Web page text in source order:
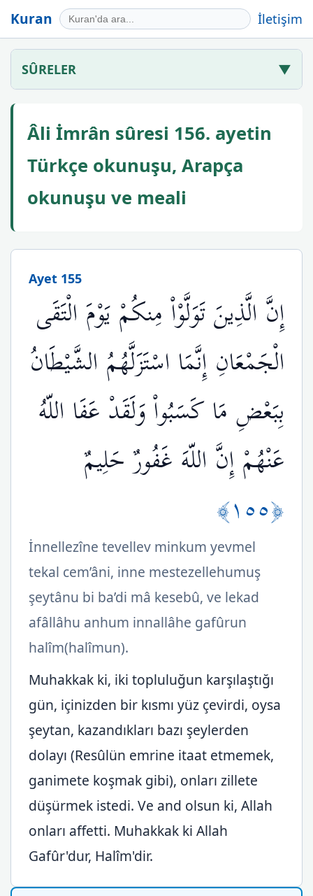
Kuran İletişim
SÛRELER ▼
Âli İmrân sûresi 156. ayetin
Türkçe okunuşu, Arapça
okunuşu ve meali
Ayet 155
إِنَّ الَّذِينَ تَوَلَّوْاْ مِنكُمْ يَوْمَ الْتَقَى
الْجَمْعَانِ إِنَّمَا اسْتَزَلَّهُمُ الشَّيْطَانُ
بِبَعْضِ مَا كَسَبُواْ وَلَقَدْ عَفَا اللّهُ
عَنْهُمْ إِنَّ اللّهَ غَفُورٌ حَلِيمٌ
﴿١٥٥﴾
İnnellezîne tevellev minkum yevmel
tekal cem’âni, inne mestezellehumuş
şeytânu bi ba’di mâ kesebû, ve lekad
afâllâhu anhum innallâhe gafûrun
halîm(halîmun).
Muhakkak ki, iki topluluğun karşılaştığı
gün, içinizden bir kısmı yüz çevirdi, oysa
şeytan, kazandıkları bazı şeylerden
dolayı (Resûlün emrine itaat etmemek,
ganimete koşmak gibi), onları zillete
düşürmek istedi. Ve and olsun ki, Allah
onları affetti. Muhakkak ki Allah
Gafûr'dur, Halîm'dir.